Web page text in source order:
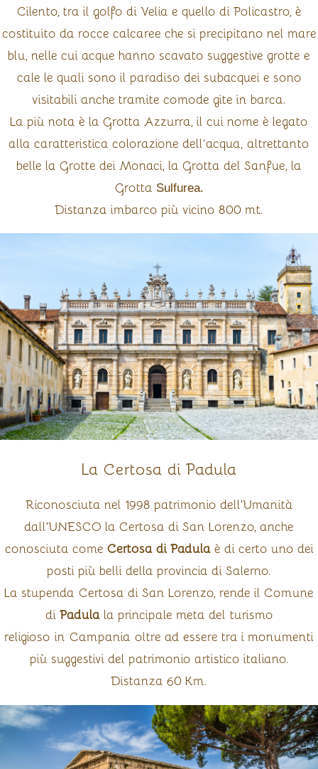
Cilento, tra il golfo di Velia e quello di Policastro, è
costituito da rocce calcaree che si precipitano nel mare
blu, nelle cui acque hanno scavato suggestive grotte e
cale le quali sono il paradiso dei subacquei e sono
visitabili anche tramite comode gite in barca.
La più nota è la Grotta Azzurra, il cui nome è legato
alla caratteristica colorazione dell’acqua, altrettanto
belle la Grotte dei Monaci, la Grotta del Sanfue, la
Grotta Sulfurea.
Distanza imbarco più vicino 800 mt.
La Certosa di Padula
Riconosciuta nel 1998 patrimonio dell'Umanità
dall'UNESCO la Certosa di San Lorenzo, anche
conosciuta come Certosa di Padulaè di certo uno dei
posti più belli della provincia di Salerno.
La stupenda Certosa di San Lorenzo, rende il Comune
diPadulala principale meta del turismo
religioso in Campania oltre ad essere tra i monumenti
più suggestivi del patrimonio artistico italiano.
Distanza 60 Km.